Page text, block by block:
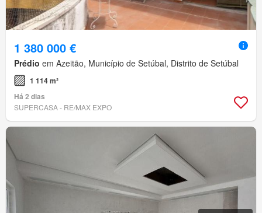
1 380 000 €
Prédio em Azeitão, Município de Setúbal, Distrito de Setúbal
1 114 m²
Há 2 dias
SUPERCASA - RE/MAX EXPO